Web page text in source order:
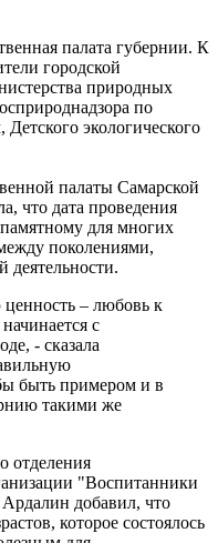
ректора Самарского
тренер
клубы Самарской
группового этапа Кубка
у Кротовки с 21 по
гандбольный турнир
области 8
следж-хоккею 8 августа
палата губернии. К
городской
природных
по
экологического
палаты Самарской
что дата проведения
для многих
поколениями,
деятельности.
– любовь к
с
- сказала
быть примером и в
такими же
отделения
"Воспитанники
добавил, что
которое состоялось